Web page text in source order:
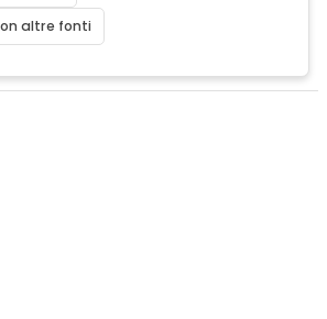
altre fonti